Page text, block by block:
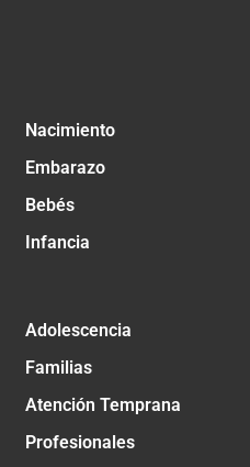
Nacimiento
Embarazo
Bebés
Infancia
Adolescencia
Familias
Atención Temprana
Profesionales